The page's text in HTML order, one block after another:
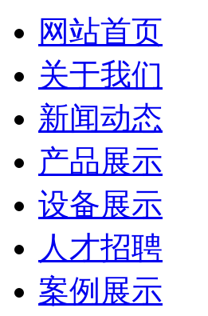
网站首页
关于我们
新闻动态
产品展示
设备展示
人才招聘
案例展示